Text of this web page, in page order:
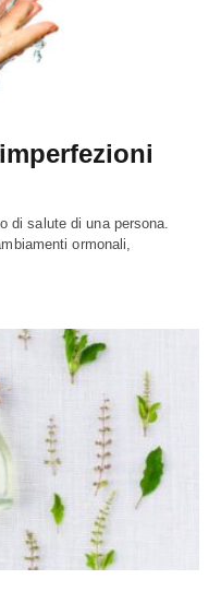
di salute di una persona.
ormonali,